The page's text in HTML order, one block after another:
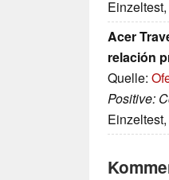
Acer
relación
Quelle:
Positive: